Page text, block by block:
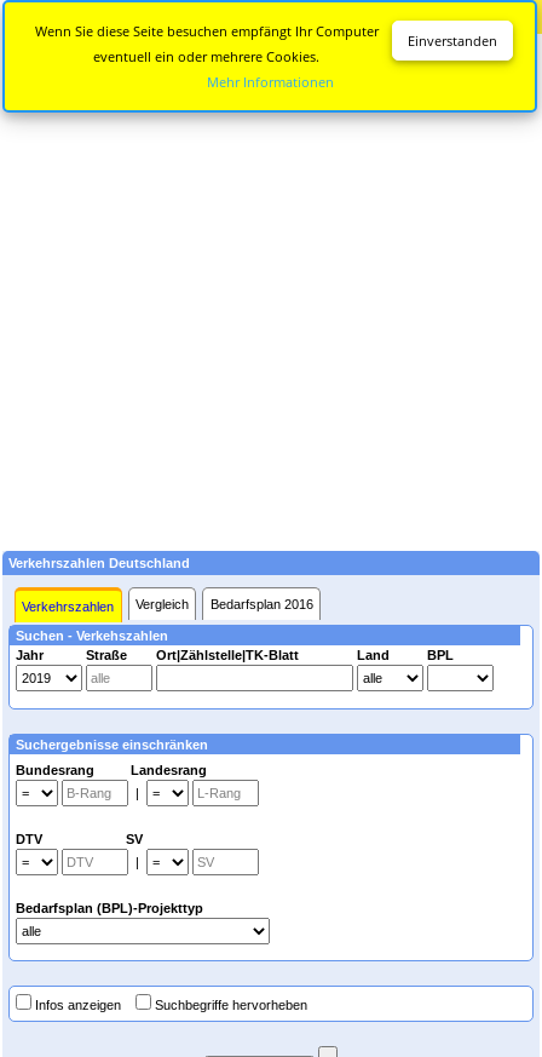
Verkehrszahlen Deutschland
Verkehrszahlen Vergleich Bedarfsplan 2016
Suchen - Verkehszahlen
Jahr
Straße Ort|Zählstelle|TK-Blatt Land BPL
Suchergebnisse einschränken
Bundesrang Landesrang
|
DTV SV
|
Bedarfsplan (BPL)-Projekttyp
Infos anzeigen Suchbegriffe hervorheben
Einverstanden
Wenn Sie diese Seite besuchen empfängt Ihr Computer
eventuell ein oder mehrere Cookies.
Mehr Informationen